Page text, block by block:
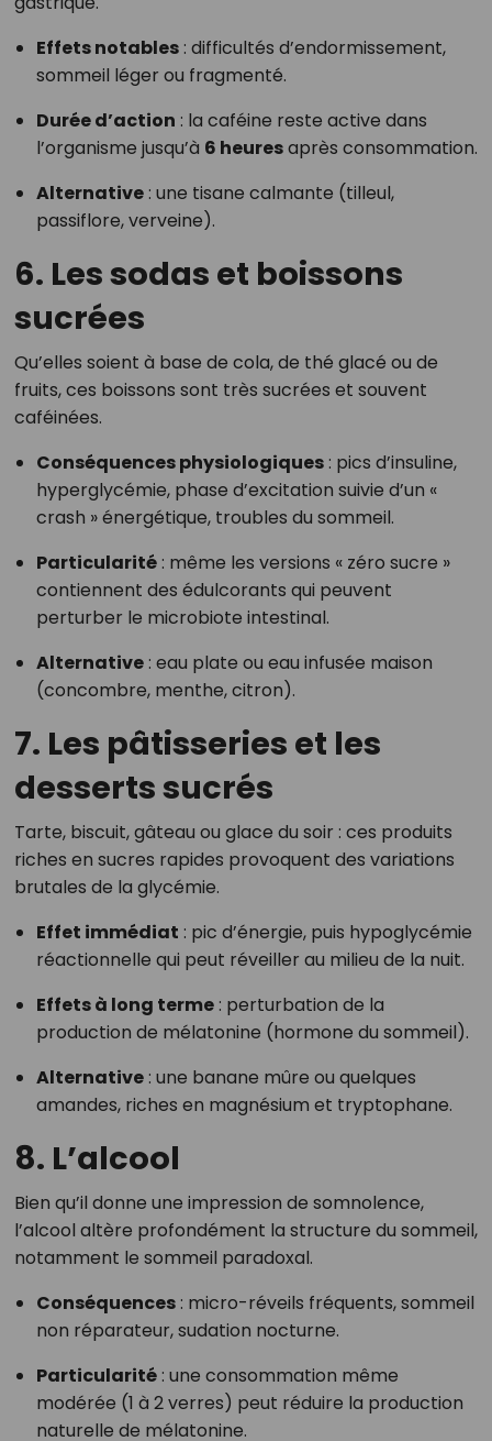
Effets notables: difficultés d’endormissement,
sommeil léger ou fragmenté.
Durée d’action : la caféine reste active dans
l’organisme jusqu’à 6 heuresaprès consommation.
Alternative: une tisane calmante (tilleul,
passiflore, verveine).
6. Les sodas et boissons
sucrées
Qu’elles soient à base de cola, de thé glacé ou de
fruits, ces boissons sont très sucrées et souvent
caféinées.
Conséquences physiologiques: pics d’insuline,
hyperglycémie, phase d’excitation suivie d’un «
crash » énergétique, troubles du sommeil.
Particularité: même les versions « zéro sucre »
contiennent des édulcorants qui peuvent
perturber le microbiote intestinal.
Alternative: eau plate ou eau infusée maison
(concombre, menthe, citron).
7. Les pâtisseries et les
desserts sucrés
Tarte, biscuit, gâteau ou glace du soir : ces produits
riches en sucres rapides provoquent des variations
brutales de la glycémie.
Effet immédiat : pic d’énergie, puis hypoglycémie
réactionnelle qui peut réveiller au milieu de la nuit.
Effets à long terme: perturbation de la
production de mélatonine (hormone du sommeil).
Alternative: une banane mûre ou quelques
amandes, riches en magnésium et tryptophane.
8. L’alcool
Bien qu’il donne une impression de somnolence,
l’alcool altère profondément la structure du sommeil,
notamment le sommeil paradoxal.
Conséquences: micro-réveils fréquents, sommeil
non réparateur, sudation nocturne.
Particularité: une consommation même
modérée (1 à 2 verres) peut réduire la production
naturelle de mélatonine.